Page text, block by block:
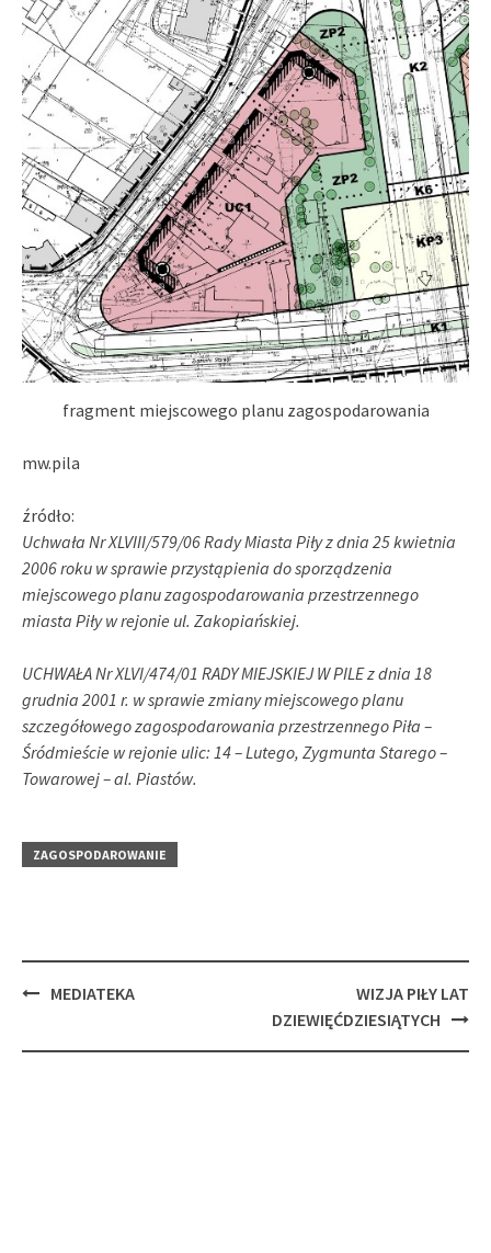
fragment miejscowego planu zagospodarowania
mw.pila
źródło:
Uchwała Nr XLVIII/579/06 Rady Miasta Piły z dnia 25 kwietnia
2006 roku w sprawie przystąpienia do sporządzenia
miejscowego planu zagospodarowania przestrzennego
miasta Piły w rejonie ul. Zakopiańskiej.
UCHWAŁA Nr XLVI/474/01 RADY MIEJSKIEJ W PILE z dnia 18
grudnia 2001 r. w sprawie zmiany miejscowego planu
szczegółowego zagospodarowania przestrzennego Piła –
Śródmieście w rejonie ulic: 14 – Lutego, Zygmunta Starego –
Towarowej – al. Piastów.
ZAGOSPODAROWANIE
PostMEDIATEKA
WIZJA PIŁY LAT
DZIEWIĘĆDZIESIĄTYCH